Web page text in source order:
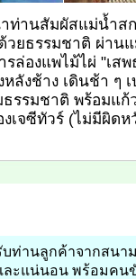
ำท่านสัมผัสแม่น้ำส
วยธรรมชาติ ผ่าน
รล่องแพไม้ไผ่ "เ
ลังช้าง เดินช้า ๆ
รรมชาติ พร้อมแก้
งเจซีทัวร์ (ไม่มีผิด
บท่านลูกค้าจากสนา
ละแน่นอน พร้อมคน